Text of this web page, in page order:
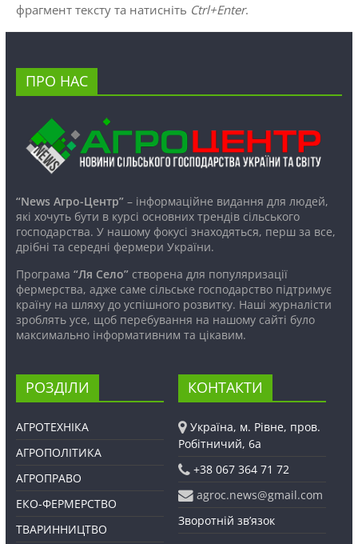
фрагмент тексту та натисніть Ctrl+Enter.
ПРО НАС
“News Агро-Центр”– інформаційне видання для людей,
які хочуть бути в курсі основних трендів сільського
господарства. У нашому фокусі знаходяться, перш за все,
дрібні та середні фермери України.
Програма “Ля Село”створена для популяризації
фермерства, адже саме сільське господарство підтримує
країну на шляху до успішного розвитку. Наші журналісти
зроблять усе, щоб перебування на нашому сайті було
максимально інформативним та цікавим.
РОЗДІЛИ
АГРОТЕХНІКА
АГРОПОЛІТИКА
АГРОПРАВО
ЕКО-ФЕРМЕРСТВО
ТВАРИННИЦТВО
КОНТАКТИ
Україна, м. Рівне, пров.
Робітничий, 6а
+38 067 364 71 72
agroc.news@gmail.com
Зворотній зв’язок